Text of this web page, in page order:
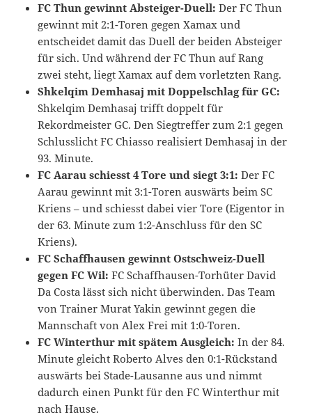
FC Thun gewinnt Absteiger-Duell:Der FC Thun
gewinnt mit 2:1-Toren gegen Xamax und
entscheidet damit das Duell der beiden Absteiger
für sich. Und während der FC Thun auf Rang
zwei steht, liegt Xamax auf dem vorletzten Rang.
Shkelqim Demhasaj mit Doppelschlag für GC:
Shkelqim Demhasaj trifft doppelt für
Rekordmeister GC. Den Siegtreffer zum 2:1 gegen
Schlusslicht FC Chiasso realisiert Demhasaj in der
93. Minute.
FC Aarau schiesst 4 Tore und siegt 3:1: Der FC
Aarau gewinnt mit 3:1-Toren auswärts beim SC
Kriens – und schiesst dabei vier Tore (Eigentor in
der 63. Minute zum 1:2-Anschluss für den SC
Kriens).
FC Schaffhausen gewinnt Ostschweiz-Duell
gegen FC Wil: FC Schaffhausen-Torhüter David
Da Costa lässt sich nicht überwinden. Das Team
von Trainer Murat Yakin gewinnt gegen die
Mannschaft von Alex Frei mit 1:0-Toren.
FC Winterthur mit spätem Ausgleich: In der 84.
Minute gleicht Roberto Alves den 0:1-Rückstand
auswärts bei Stade-Lausanne aus und nimmt
dadurch einen Punkt für den FC Winterthur mit
nach Hause.